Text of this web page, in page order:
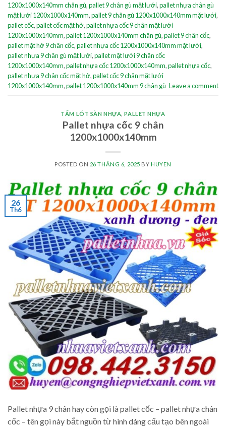
1200x1000x140mm chân gù,pallet 9 chân gù mặt lưới,pallet nhựa chân gù
mặt lưới 1200x1000x140mm,pallet 9 chân gù 1200x1000x140mm mặt lưới,
pallet cốc,pallet cốc mặt hở,pallet nhựa cốc 9 chân mặt lưới
1200x1000x140mm,pallet 1200x1000x140mm chân gù,pallet 9 chân cốc,
pallet mặt hở 9 chân cốc,pallet nhựa cốc 1200x1000x140mm mặt lưới,
pallet nhựa 9 chân gù mặt lưới,pallet mặt lưới 9 chân cốc
1200x1000x140mm,pallet nhựa cốc 1200x1000x140mm,pallet nhựa cốc,
pallet nhựa 9 chân cốc mặt hở,pallet cốc 9 chân mặt lưới
1200x1000x140mm,pallet 1200x1000x140mm 9 chân gù Leave a comment
TẤM LÓT SÀN NHỰA ,PALLET NHỰA
Pallet nhựa cốc 9 chân
1200x1000x140mm
POSTED ON 26 THÁNG 6, 2025 BY HUYEN
26
Th6
Pallet nhựa 9 chân hay còn gọi là pallet cốc – pallet nhựa chân
cốc – tên gọi này bắt nguồn từ hình dáng cấu tạo bên ngoài